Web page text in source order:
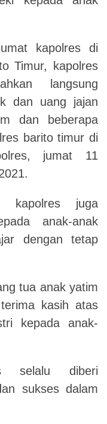
kapolres di
Timur, kapolres
langsung
dan uang jajan
dan beberapa
barito timur di
jumat 11
kapolres juga
anak-anak
dengan tetap
tua anak yatim
kasih atas
kepada anak-
selalu diberi
sukses dalam